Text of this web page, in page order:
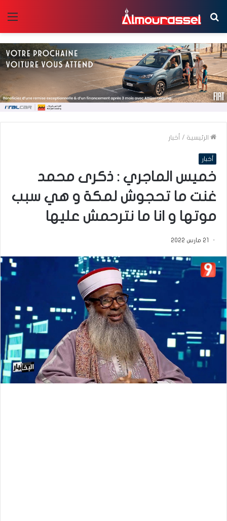
بحث
عن
الرئيسية / أخبار
أخبار
خميس الماجري : ذكرى محمد
غنت ما تحجوش لمكة و هي سبب
موتها و انا ما نترحمش عليها
21 مارس 2022